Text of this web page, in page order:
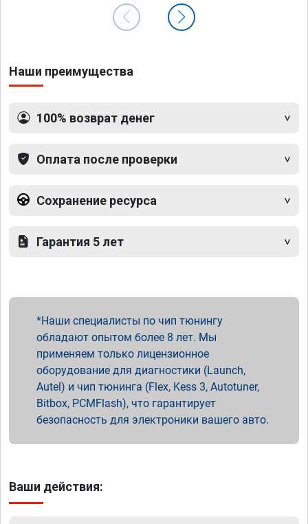
Наши преимущества
100% возврат денег
Оплата после проверки
Сохранение ресурса
Гарантия 5 лет
Наши специалисты по чип тюнингу
обладают опытом более 8 лет. Мы
применяем только лицензионное
оборудование для диагностики (Launch,
Autel) и чип тюнинга (Flex, Kess 3, Autotuner,
Bitbox, PCMFlash), что гарантирует
безопасность для электроники вашего авто.
Ваши действия: